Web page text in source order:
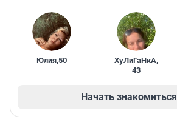
Юлия,50 ХуЛиГаНкА,
43
Начать знакомиться